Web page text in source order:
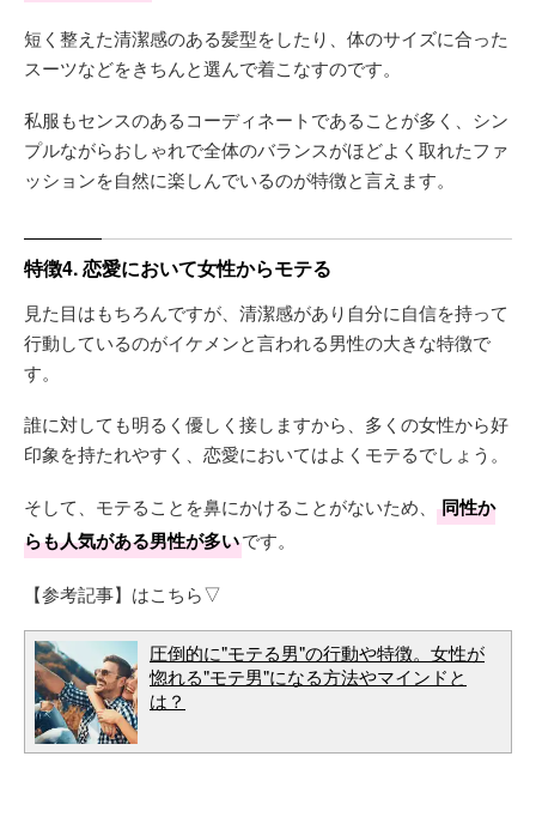
短く整えた清潔感のある髪型をしたり、体のサイズに合った
スーツなどをきちんと選んで着こなすのです。
私服もセンスのあるコーディネートであることが多く、シン
プルながらおしゃれで全体のバランスがほどよく取れたファ
ッションを自然に楽しんでいるのが特徴と言えます。
特徴4. 恋愛において女性からモテる
見た目はもちろんですが、清潔感があり自分に自信を持って
行動しているのがイケメンと言われる男性の大きな特徴で
す。
誰に対しても明るく優しく接しますから、多くの女性から好
印象を持たれやすく、恋愛においてはよくモテるでしょう。
そして、モテることを鼻にかけることがないため、
同性か
らも人気がある男性が多いです。
【参考記事】はこちら▽
圧倒的に"モテる男"の行動や特徴。女性が
惚れる"モテ男"になる方法やマインドと
は？